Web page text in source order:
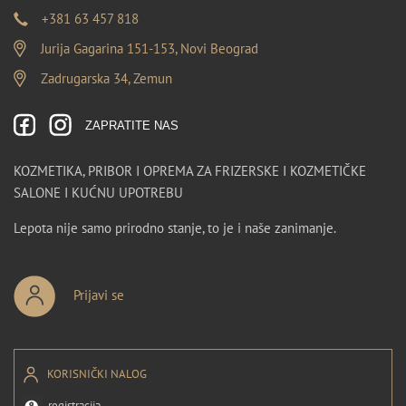
+381 63 457 818
Jurija Gagarina 151-153, Novi Beograd
Zadrugarska 34, Zemun
ZAPRATITE NAS
KOZMETIKA, PRIBOR I OPREMA ZA FRIZERSKE I KOZMETIČKE
SALONE I KUĆNU UPOTREBU
Lepota nije samo prirodno stanje, to je i naše zanimanje.
Prijavi se
KORISNIČKI NALOG